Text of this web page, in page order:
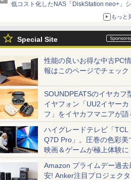
低コスト化したNAS「DiskStation neo+」
ーズ 予算を抑えて導入でき、ECCメモリ
もっと
Special Site
性能の良いお得な中古PC情
報はこのページでチェック
SOUNDPEATSのイヤカフ
イヤフォン「UU2イヤーカ
フ」をイヤカフマニアが語
ハイグレードテレビ「TCL
Q7D Pro」。圧巻の色彩美
映画＆ゲームが極上体験に
Amazon プライムデー過去
安! Anker注目プロジェクタ